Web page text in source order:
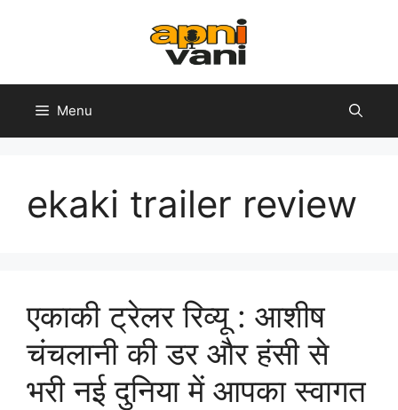
Menu
ekaki trailer review
एकाकी ट्रेलर रिव्यू : आशीष
चंचलानी की डर और हंसी से
भरी नई दुनिया में आपका स्वागत